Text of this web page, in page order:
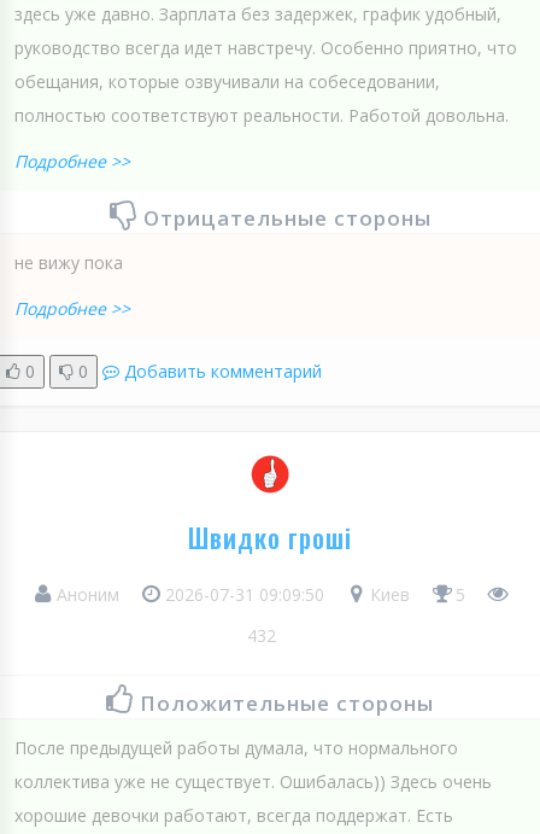
здесь уже давно. Зарплата без задержек, график удобный,
руководство всегда идет навстречу. Особенно приятно, что
обещания, которые озвучивали на собеседовании,
полностью соответствуют реальности. Работой довольна.
Подробнее >>
Отрицательные стороны
не вижу пока
Подробнее >>
0 0 Добавить комментарий
Швидко гроші
Аноним 2026-07-31 09:09:50 Киев
5
432
Положительные стороны
После предыдущей работы думала, что нормального
коллектива уже не существует. Ошибалась)) Здесь очень
хорошие девочки работают, всегда поддержат. Есть